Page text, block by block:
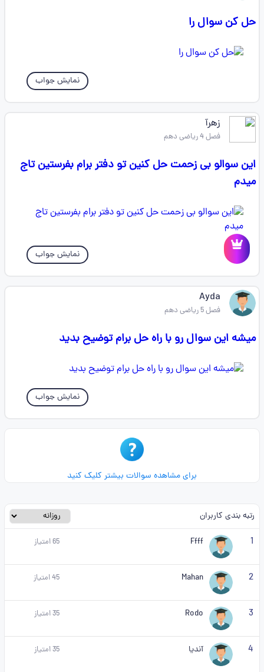
حل کن سوال را
نمایش جواب
زهرآ
فصل 4 ریاضی دهم
این سوالو بی زحمت حل کنین تو دفتر برام بفرستین تاج
میدم
نمایش جواب
Ayda
فصل 5 ریاضی دهم
میشه این سوال رو با راه حل برام توضیح بدید
نمایش جواب
برای مشاهده سوالات بیشتر کلیک کنید
رتبه بندی کاربران
1
Ffff
65امتیاز
2
Mahan
45امتیاز
3
Rodo
35امتیاز
4 آندیا 35امتیاز